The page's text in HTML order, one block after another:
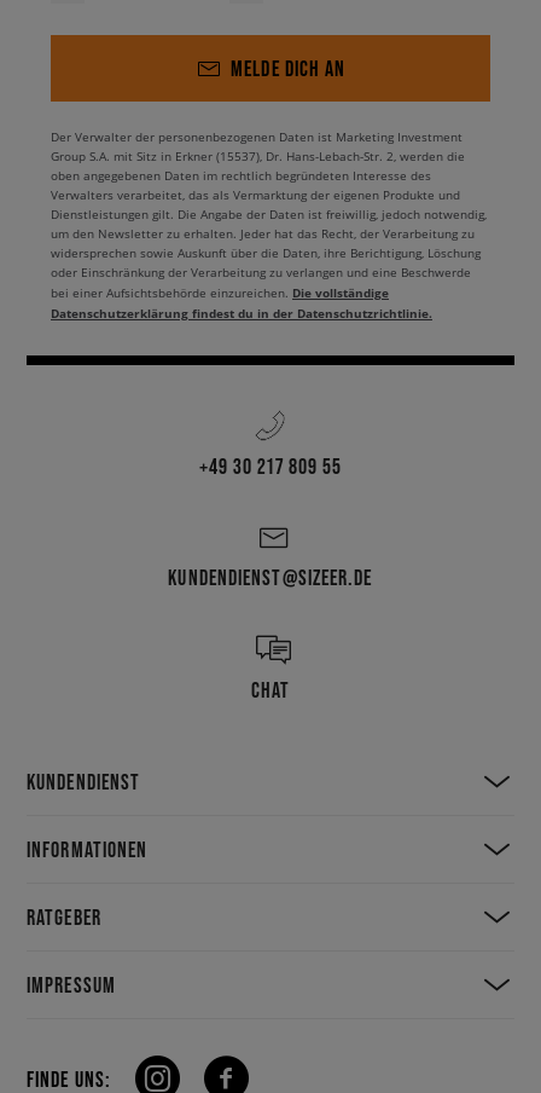
MELDE DICH AN
Der Verwalter der personenbezogenen Daten ist Marketing Investment
Group S.A. mit Sitz in Erkner (15537), Dr. Hans-Lebach-Str. 2, werden die
oben angegebenen Daten im rechtlich begründeten Interesse des
Verwalters verarbeitet, das als Vermarktung der eigenen Produkte und
Dienstleistungen gilt. Die Angabe der Daten ist freiwillig, jedoch notwendig,
um den Newsletter zu erhalten. Jeder hat das Recht, der Verarbeitung zu
widersprechen sowie Auskunft über die Daten, ihre Berichtigung, Löschung
oder Einschränkung der Verarbeitung zu verlangen und eine Beschwerde
bei einer Aufsichtsbehörde einzureichen. Die vollständige
Datenschutzerklärung findest du in der Datenschutzrichtlinie.
+49 30 217 809 55
KUNDENDIENST@SIZEER.DE
CHAT
KUNDENDIENST
INFORMATIONEN
RATGEBER
IMPRESSUM
FINDE UNS: